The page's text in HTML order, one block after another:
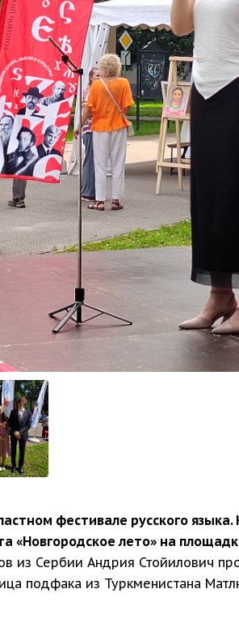
фестивале русского
«Новгородское лето» на
из Сербии Андрия Стойилович
подфака из Туркменистана